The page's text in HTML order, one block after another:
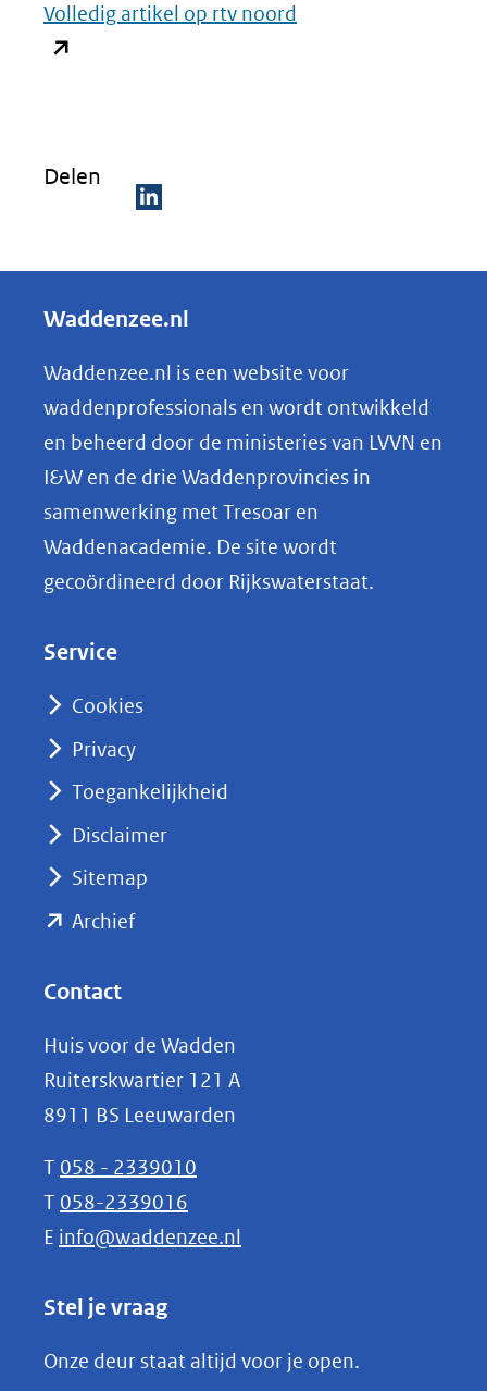
Volledig artikel op rtv noord
(opent
(verwijst
website)
Delen
e
e
n
o
p
k
e
nieuw
naar
Waddenzee.nl
Waddenzee.nl is een website voor
waddenprofessionals en wordt ontwikkeld
en beheerd door de ministeries van LVVN en
I&W en de drie Waddenprovincies in
samenwerking met Tresoar en
Waddenacademie. De site wordt
gecoördineerd door Rijkswaterstaat.
Service
Cookies
Privacy
Toegankelijkheid
Disclaimer
Sitemap
Archief(opent
(verwijst
naar
een
andere
website)
Contact
Huis voor de Wadden
Ruiterskwartier 121 A
8911 BS Leeuwarden
T 058 - 2339010
T 058-2339016
E info@waddenzee.nl
Stel je vraag
Onze deur staat altijd voor je open.